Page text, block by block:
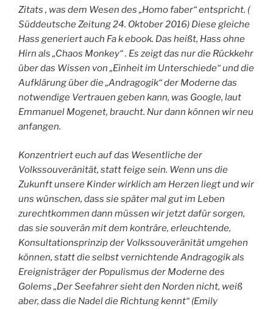
Zitats , was dem Wesen des „Homo faber“ entspricht. (
Süddeutsche Zeitung 24. Oktober 2016) Diese gleiche
Hass generiert auch Fa k ebook. Das heißt, Hass ohne
Hirn als „Chaos Monkey“ . Es zeigt das nur die Rückkehr
über das Wissen von „Einheit im Unterschiede“ und die
Aufklärung über die „Andragogik“ der Moderne das
notwendige Vertrauen geben kann, was Google, laut
Emmanuel Mogenet, braucht. Nur dann können wir neu
anfangen.
Konzentriert euch auf das Wesentliche der
Volkssouveränität, statt feige sein. Wenn uns die
Zukunft unsere Kinder wirklich am Herzen liegt und wir
uns wünschen, dass sie später mal gut im Leben
zurechtkommen dann müssen wir jetzt dafür sorgen,
das sie souverän mit dem konträre, erleuchtende,
Konsultationsprinzip der Volkssouveränität umgehen
können, statt die selbst vernichtende Andragogik als
Ereignisträger der Populismus der Moderne des
Golems „Der Seefahrer sieht den Norden nicht, weiß
aber, dass die Nadel die Richtung kennt“ (Emily